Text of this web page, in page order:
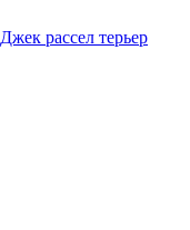
Джек рассел терьер